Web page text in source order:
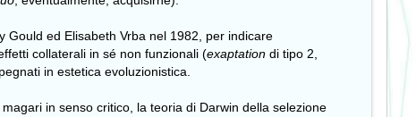
Gould ed Elisabeth Vrba nel 1982, per indicare
collaterali in sé non funzionali (exaptation di tipo 2,
in estetica evoluzionistica.
in senso critico, la teoria di Darwin della selezione